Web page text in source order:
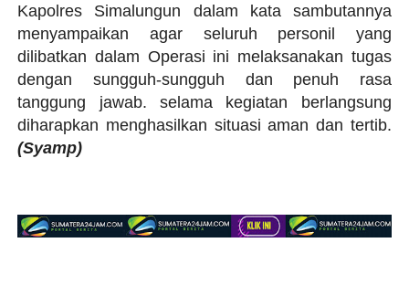
Kapolres Simalungun dalam kata sambutannya
menyampaikan agar seluruh personil yang
dilibatkan dalam Operasi ini melaksanakan tugas
dengan sungguh-sungguh dan penuh rasa
tanggung jawab. selama kegiatan berlangsung
diharapkan menghasilkan situasi aman dan tertib.
(Syamp)